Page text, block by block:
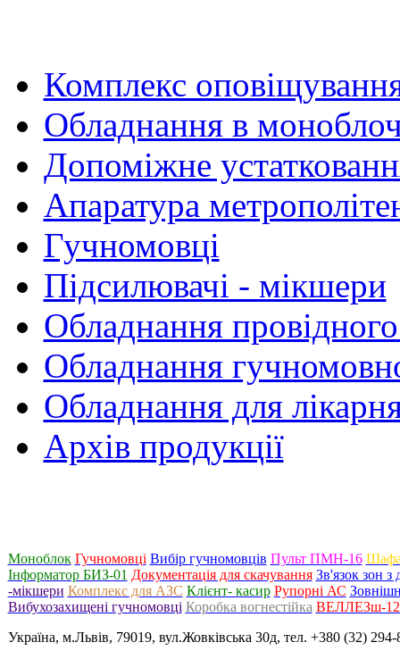
Комплекс
Обладнання в
Допоміжне
Апаратура
Гучномовці
Підсилювачі - мікшери
Обладнання провідного
Обладнання
Обладнання для
Архів продукції
Моноблок Гучномовці Вибір гучномовців Пульт ПМН-16 Шафа
Інформатор БИЗ-01 Документація для скачування Зв'язок зон
-мікшери Комплекс для АЗС Клієнт- касир Рупорні АС
Вибухозахищені гучномовці Коробка вогнестійка ВЕЛЛЕЗш-
Україна, м.Львів, 79019, вул.Жовківська 30д, тел. +380 (32)